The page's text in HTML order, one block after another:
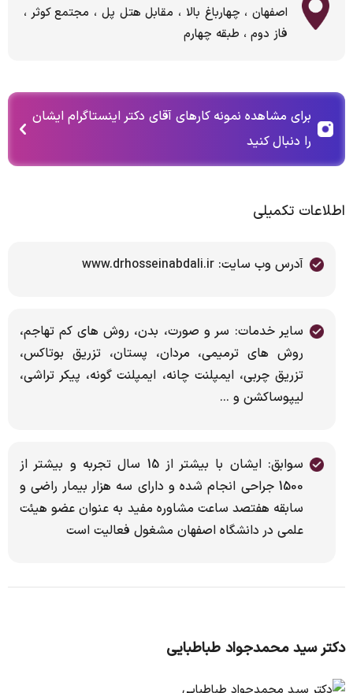
اصفهان ، چهارباغ بالا ، مقابل هتل پل ، مجتمع کوثر ،
فاز دوم ، طبقه چهارم
برای مشاهده نمونه کارهای آقای دکتر اینستاگرام ایشان
را دنبال کنید
اطلاعات تکمیلی
آدرس وب سایت: www.drhosseinabdali.ir
سایر خدمات: سر و صورت، بدن، روش های کم تهاجم،
روش های ترمیمی، مردان، پستان، تزریق بوتاکس،
تزریق چربی، ایمپلنت چانه، ایمپلنت گونه، پیکر تراشی،
لیپوساکشن و ...
سوابق: ایشان با بیشتر از 15 سال تجربه و بیشتر از
1500 جراحی انجام شده و دارای سه هزار بیمار راضی و
سابقه هفتصد ساعت مشاوره مفید به عنوان عضو هیئت
علمی در دانشگاه اصفهان مشغول فعالیت است
دکتر سید محمدجواد طباطبایی